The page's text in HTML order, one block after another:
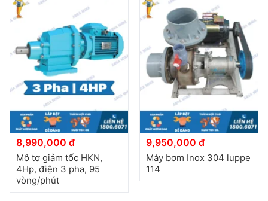
8,990,000 đ
Mô tơ giảm tốc HKN,
4Hp, điện 3 pha, 95
vòng/phút
9,950,000 đ
Máy bơm Inox 304 luppe
114